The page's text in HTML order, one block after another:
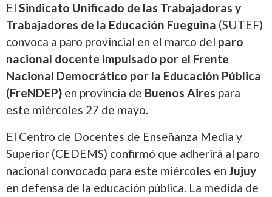
El Sindicato Unificado de las Trabajadoras y
Trabajadores de la Educación Fueguina (SUTEF)
convoca a paro provincial en el marco del paro
nacional docente impulsado por el Frente
Nacional Democrático por la Educación Pública
(FreNDEP) en provincia de Buenos Aires para
este miércoles 27 de mayo.
El Centro de Docentes de Enseñanza Media y
Superior (CEDEMS) confirmó que adherirá al paro
nacional convocado para este miércoles en Jujuy
en defensa de la educación pública. La medida de